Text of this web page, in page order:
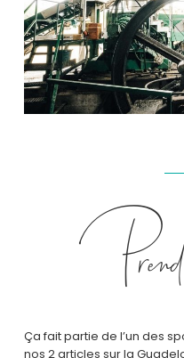
Ça fait partie de l’un des
nos 2 articles sur la